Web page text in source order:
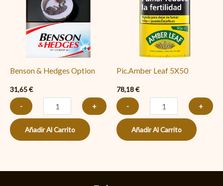
Benson & Hedges Option
31,65€
-
Option
cantidad
+
Añadir Al Carrito
Pic.Amber Leaf 5X50
78,18€
-
cantidad
+
Añadir Al Carrito